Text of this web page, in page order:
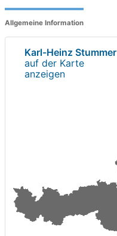
Allgemeine Information
Karl-Heinz Stummer
auf der Karte
anzeigen